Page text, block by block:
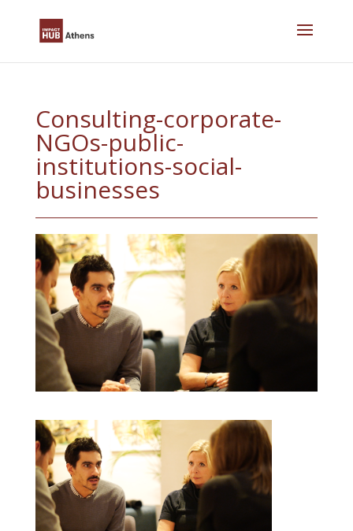
Consulting-corporate-
NGOs-public-
institutions-social-
businesses